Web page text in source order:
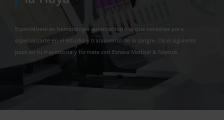
Especialízate en hematología aprende todo lo que necesitas para
especializarte en el estudio y tratamiento de la sangre. Da el siguiente
paso en tu trayectoria y fórmate con Esneca Medical & Science.